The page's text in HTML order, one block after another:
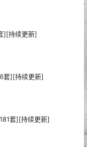
][持续更新]
套][持续更新]
套][持续更新]